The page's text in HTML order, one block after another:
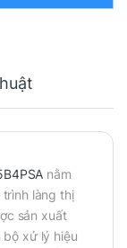
nằm
trình làng thị
sản xuất
bộ xử lý hiệu